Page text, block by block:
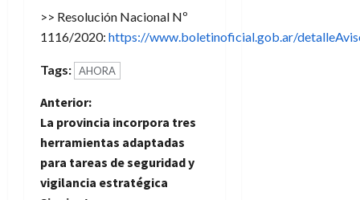
>> Resolución Nacional Nº
1116/2020: https://www.boletinoficial.gob.ar/
Tags: AHORA
N
a
v
Anterior:
La provincia incorpora tres
herramientas adaptadas
para tareas de seguridad y
vigilancia estratégica